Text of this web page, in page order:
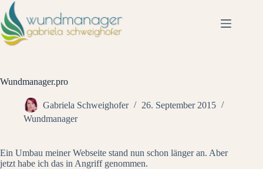
Wundmanager.pro
Gabriela Schweighofer
26. September 2015
Wundmanager
Ein Umbau meiner Webseite stand nun schon länger an. Aber
jetzt habe ich das in Angriff genommen.